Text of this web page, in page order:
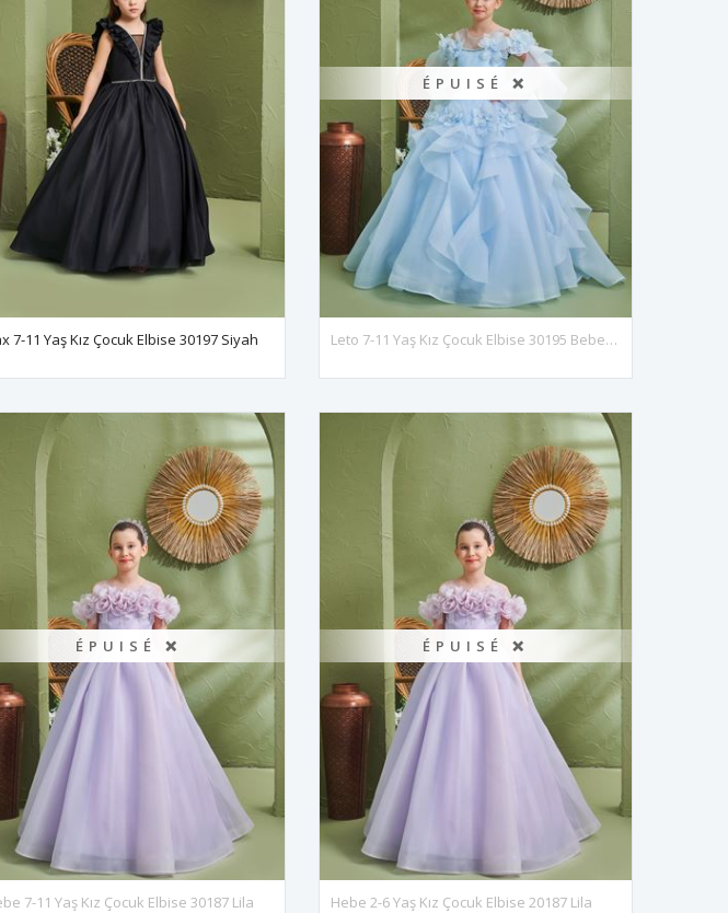
7-11 Yaş Kız Çocuk Elbise 30197 Siyah
ÉPUISÉ ❌
Leto 7-11 Yaş Kız Çocuk Elbise 30195 Bebe Mavi
ÉPUISÉ ❌
7-11 Yaş Kız Çocuk Elbise 30187 Lila
ÉPUISÉ ❌
Hebe 2-6 Yaş Kız Çocuk Elbise 20187 Lila